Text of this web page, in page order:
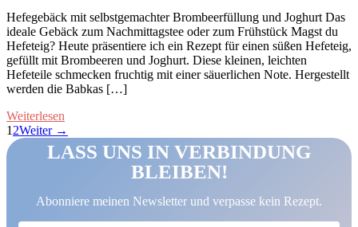
Hefegebäck mit selbstgemachter Brombeerfüllung und Joghurt Das
ideale Gebäck zum Nachmittagstee oder zum Frühstück Magst du
Hefeteig? Heute präsentiere ich ein Rezept für einen süßen Hefeteig,
gefüllt mit Brombeeren und Joghurt. Diese kleinen, leichten
Hefeteile schmecken fruchtig mit einer säuerlichen Note. Hergestellt
werden die Babkas […]
Weiterlesen
1 2Weiter →
LASS UNS IN VERBINDUNG
BLEIBEN!
Abonniere meinen Newsletter und verpasse kein Rezept.